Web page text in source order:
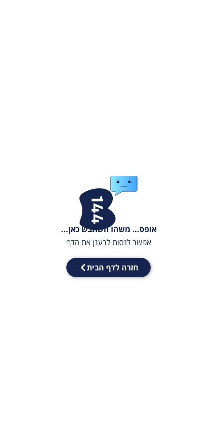
אופס... משהו השתבש כאן...
אפשר לנסות לרענן את הדף
חזרה לדף הבית